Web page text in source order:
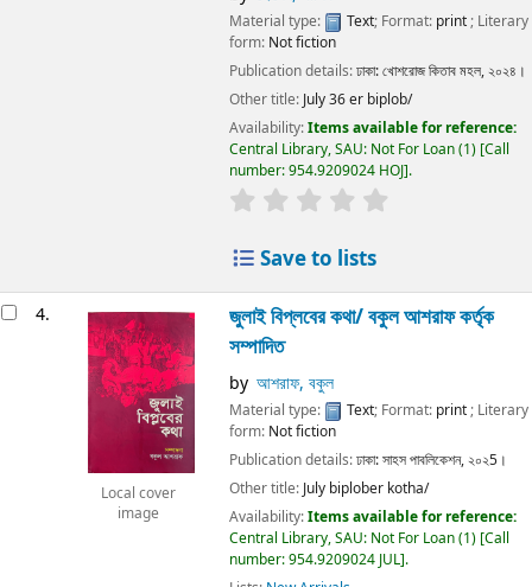
Material type: Text; Format: print; Literary
form: Not fiction
Publication details:ঢাকা:খোশরোজ কিতাব মহল,২০২৪।
Other title: July 36 er biplob/
Availability:Items available for reference:
Central Library, SAU: Not For Loan(1) Call
number:954.9209024 HOJ .
Save to lists
4.
Local cover
image
জুলাই বিপ্লবের কথা/বকুল আশরাফ কর্তৃক
সম্পাদিত
by আশরাফ, বকুল
Material type: Text; Format: print; Literary
form: Not fiction
Publication details:ঢাকা:সাহস পাবলিকেশন,২০২5।
Other title: July biplober kotha/
Availability:Items available for reference:
Central Library, SAU: Not For Loan(1) Call
number:954.9209024 JUL .